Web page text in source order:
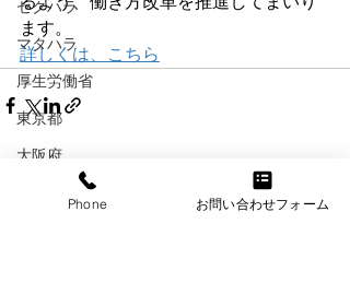
セクハラ
マタハラ
厚生労働省
東京都
大阪府
日本年金機構
ます。
詳しくは、こちら
Phone
お問い合わせフォーム